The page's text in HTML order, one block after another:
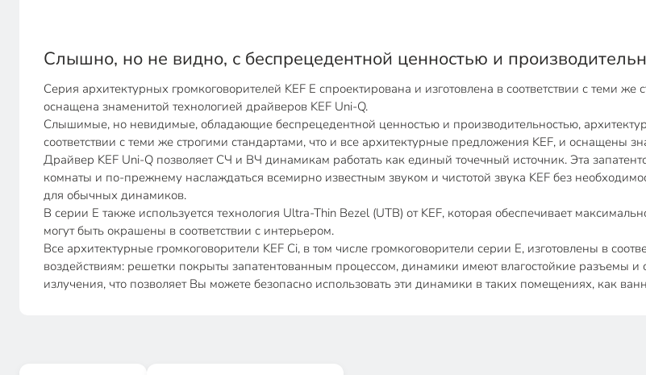
Слышно, но не видно, с беспрецедентной ценностью и
Серия архитектурных громкоговорителей KEF E спроектирована и изготовлена в соответствии с теми
оснащена знаменитой технологией драйверов KEF Uni-Q.
Слышимые, но невидимые, обладающие беспрецедентной ценностью и производительностью,
соответствии с теми же строгими стандартами, что и все архитектурные предложения KEF, и оснащены
Драйвер KEF Uni-Q позволяет СЧ и ВЧ динамикам работать как единый точечный источник. Эта
комнаты и по-прежнему наслаждаться всемирно известным звуком и чистотой звука KEF без
для обычных динамиков.
В серии E также используется технология Ultra-Thin Bezel (UTB) от KEF, которая обеспечивает
могут быть окрашены в соответствии с интерьером.
Все архитектурные громкоговорители KEF Ci, в том числе громкоговорители серии E, изготовлены в
воздействиям: решетки покрыты запатентованным процессом, динамики имеют влагостойкие разъемы
излучения, что позволяет Вы можете безопасно использовать эти динамики в таких помещениях, как